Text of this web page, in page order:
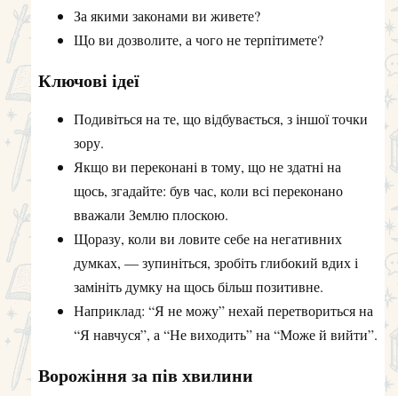
За якими законами ви живете?
Що ви дозволите, а чого не терпітимете?
Ключові ідеї
Подивіться на те, що відбувається, з іншої точки
зору.
Якщо ви переконані в тому, що не здатні на
щось, згадайте: був час, коли всі переконано
вважали Землю плоскою.
Щоразу, коли ви ловите себе на негативних
думках, — зупиніться, зробіть глибокий вдих і
замініть думку на щось більш позитивне.
Наприклад: “Я не можу” нехай перетвориться на
“Я навчуся”, а “Не виходить” на “Може й вийти”.
Ворожіння за пів хвилини